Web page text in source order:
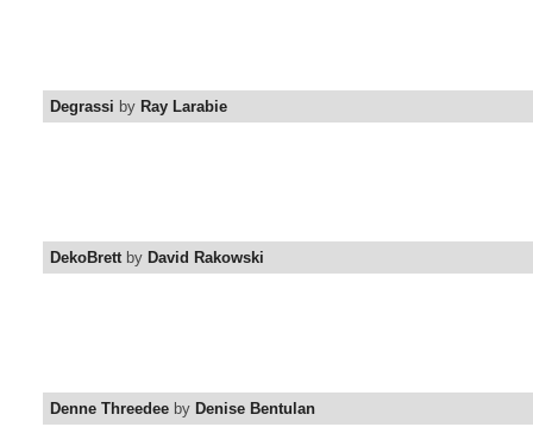
Degrassi by Ray Larabie
DekoBrettby David Rakowski
Denne Threedee by Denise Bentulan